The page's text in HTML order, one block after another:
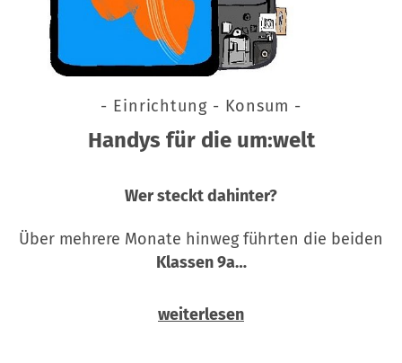
- Einrichtung - Konsum -
Handys für die um:welt
Wer steckt dahinter?
Über mehrere Monate hinweg führten die beiden
Klassen 9a…
weiterlesen